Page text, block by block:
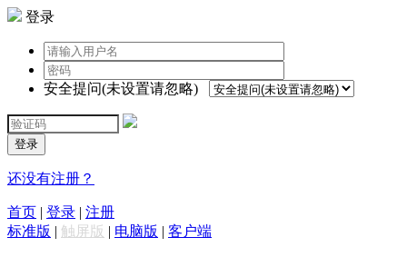
登录
安全提问(未设置请忽略)
登录
还没有注册？
首页 | 登录 | 注册
标准版 | 触屏版 | 电脑版 | 客户端